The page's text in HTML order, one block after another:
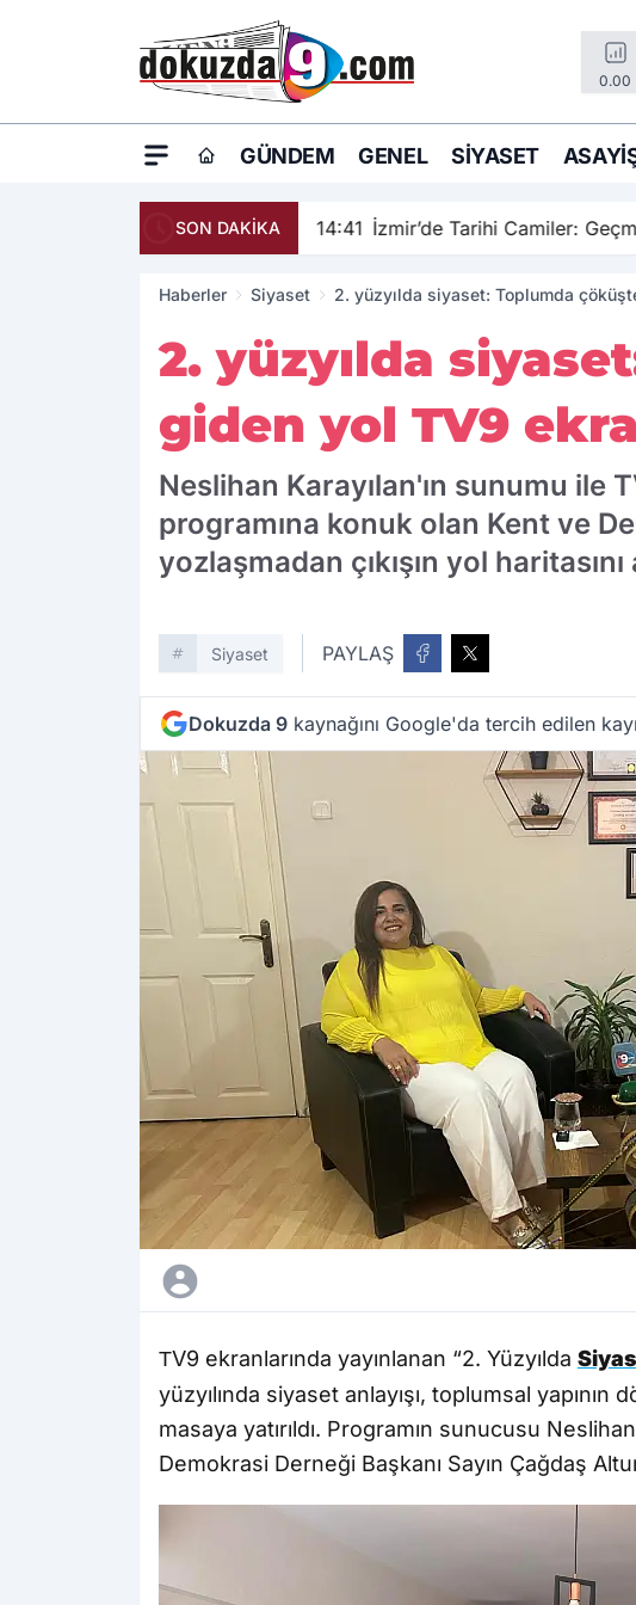
0.00
GÜNDEM GENEL SIYASET
SON DAKİKA 14:41 İzmir’de Tarihi Camiler:
Haberler Siyaset 2. yüzyılda siyaset: Toplumda
2. yüzyılda
giden yol TV9
Neslihan Karayılan'ın sunumu ile
programına konuk olan Kent ve
yozlaşmadan çıkışın yol
Siyaset PAYLAŞ
Dokuzda 9 kaynağını Google'da tercih edilen
TV9 ekranlarında yayınlanan “2. Yüzyılda
yüzyılında siyaset anlayışı, toplumsal yapının
masaya yatırıldı. Programın sunucusu
Demokrasi Derneği Başkanı Sayın Çağdaş